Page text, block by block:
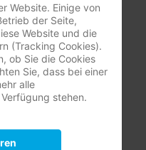
Website. Einige von
der Seite,
Website und die
(Tracking Cookies).
ob Sie die Cookies
Sie, dass bei einer
alle
stehen.